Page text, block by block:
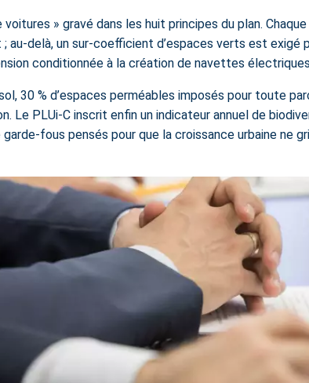
» gravé dans les huit principes du plan.
au-delà, un sur-coefficient d’espaces verts est exigé
conditionnée à la création de navettes
30 % d’espaces perméables imposés pour toute
Le PLUi-C inscrit enfin un indicateur annuel de
fous pensés pour que la croissance urbaine ne